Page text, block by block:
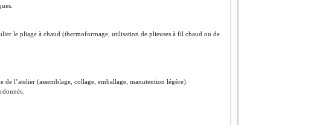
le pliage à chaud (thermoformage, utilisation de plieuses à fil chaud ou de
de l’atelier (assemblage, collage, emballage, manutention légère).